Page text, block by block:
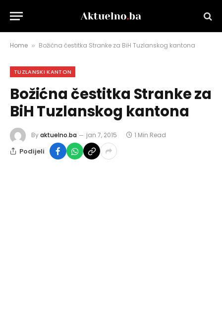
Home » Božićna čestitka Stranke za BiH Tuzlanskog kantona
TUZLANSKI KANTON
Božićna čestitka Stranke za
BiH Tuzlanskog kantona
Byaktuelno.ba jan 7, 2015 1 Min Read
Podijeli